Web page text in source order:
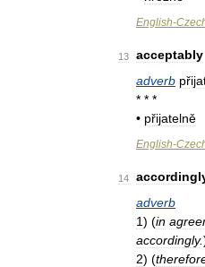
English-
13
acceptably
adverb
* * *
• přijatelně
English-
14
adverb
1) (in
accordingly.
2) (